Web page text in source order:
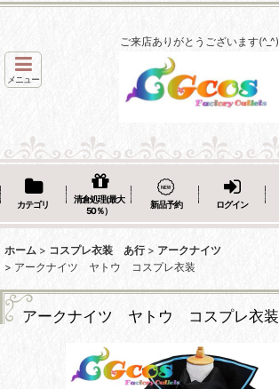
ご来店ありがとうございます(^_^)
メニュー
カテゴリ
清倉処理(最大
50％）
新品予約 ログイン
ホーム > コスプレ衣装 あ行 > アークナイツ
> アークナイツ ヤトウ コスプレ衣装
アークナイツ ヤトウ コスプレ衣装